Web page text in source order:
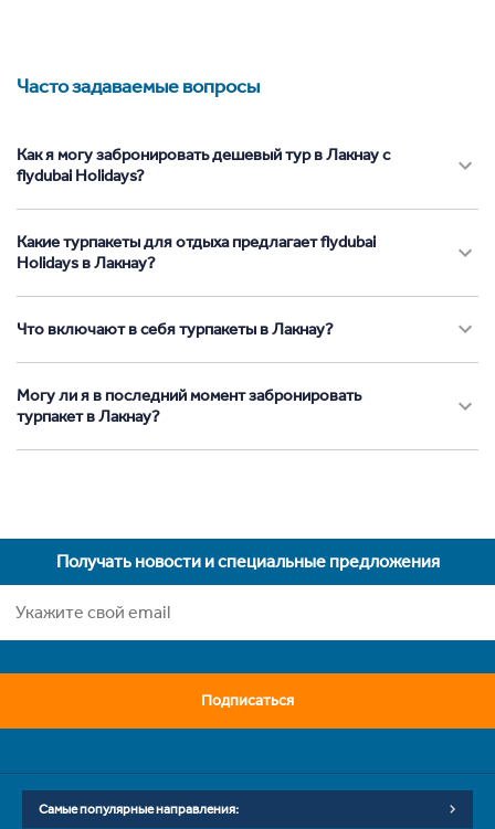
Часто задаваемые вопросы
Как я могу забронировать дешевый тур в Лакнау с
flydubai Holidays?
Какие турпакеты для отдыха предлагает flydubai
Holidays в Лакнау?
Что включают в себя турпакеты в Лакнау?
Могу ли я в последний момент забронировать
турпакет в Лакнау?
Получать новости и специальные предложения
Подписаться
Самые популярные направления: